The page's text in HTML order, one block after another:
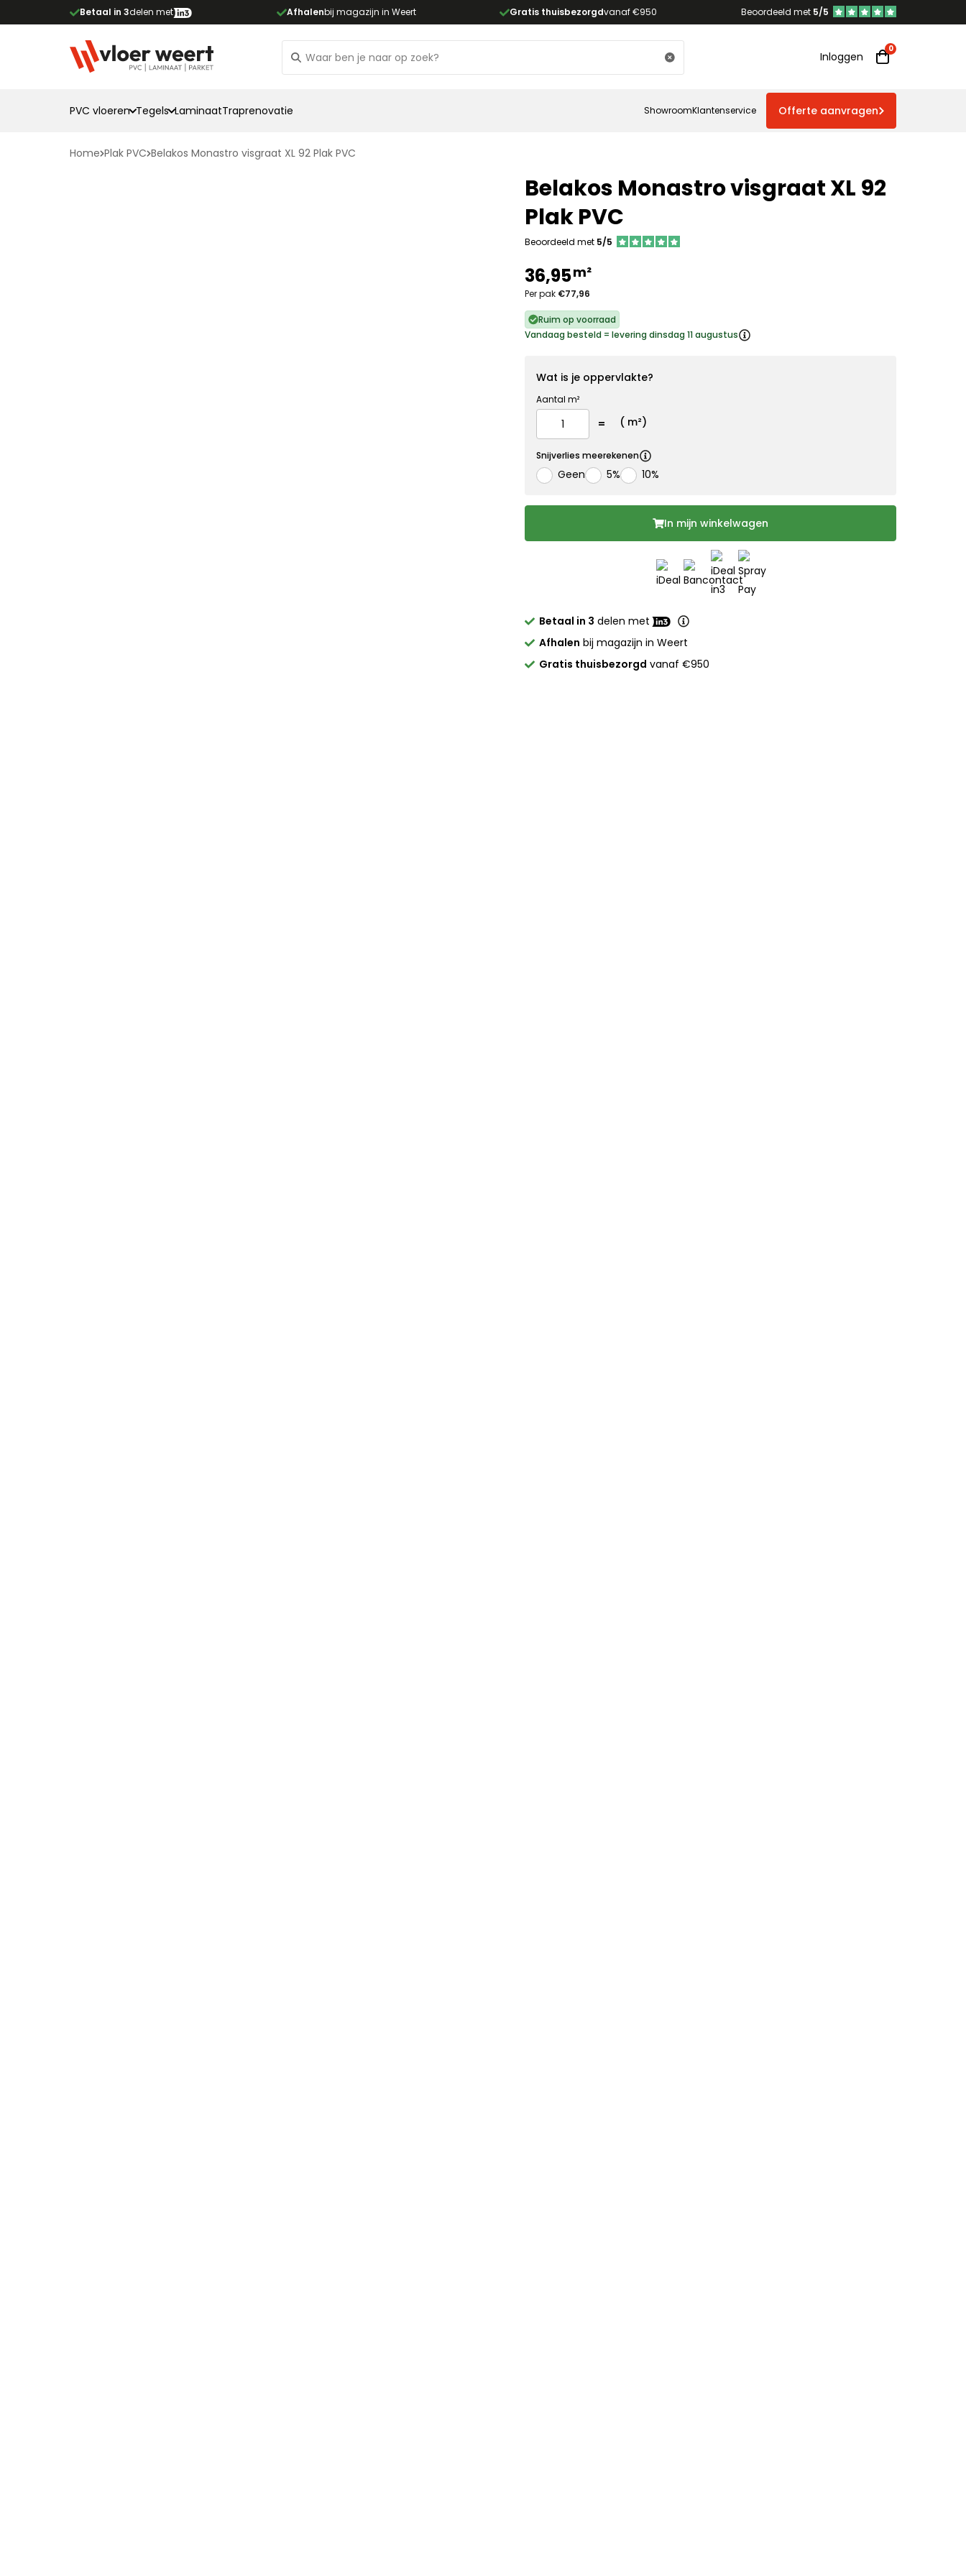
Betaal in 3delen met Afhalenbij magazijn in Weert Gratis thuisbezorgdvanaf €950 Beoordeeld met 5/5
Inloggen
PVC vloeren Tegels LaminaatTraprenovatie ShowroomKlantenservice Offerte aanvragen
Home Plak PVC Belakos Monastro visgraat XL 92 Plak PVC
Belakos Monastro visgraat XL 92
Plak PVC
Beoordeeld met 5/5
36,95m²
Per pak €77,96
Ruim op voorraad
Vandaag besteld = levering dinsdag 11 augustus
Wat is je oppervlakte?
Aantal m²
( m²)
Snijverlies meerekenen
Geen 5% 10%
In mijn winkelwagen
Betaal in 3 delen met
Afhalen bij magazijn in Weert
Gratis thuisbezorgd vanaf €950